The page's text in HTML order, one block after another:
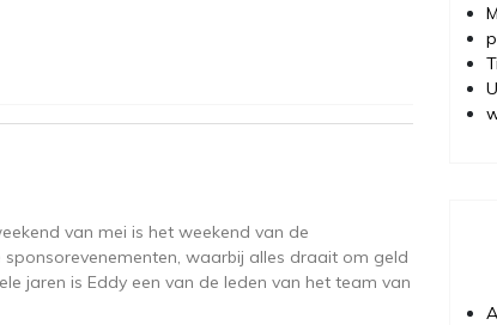
van mei is het weekend van de
sponsorevenementen, waarbij alles draait om geld
jaren is Eddy een van de leden van het team van